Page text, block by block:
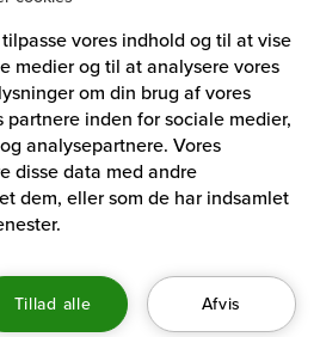
© Simon Klein-Knudsen
vores indhold og til at vise
medier og til at analysere vores
om din brug af vores
partnere inden for sociale medier,
analysepartnere. Vores
disse data med andre
dem, eller som de har indsamlet
Tillad alle Afvis